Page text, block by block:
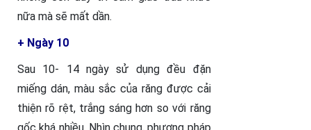
nữa mà sẽ mất dần.
+ Ngày 10
Sau 10- 14 ngày sử dụng đều đặn
miếng dán, màu sắc của răng được cải
thiện rõ rệt, trắng sáng hơn so với răng
gốc khá nhiều. Nhìn chung, phương pháp